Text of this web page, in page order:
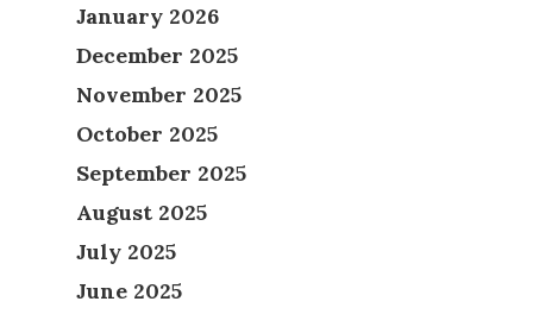
January 2026
December 2025
November 2025
October 2025
September 2025
August 2025
July 2025
June 2025